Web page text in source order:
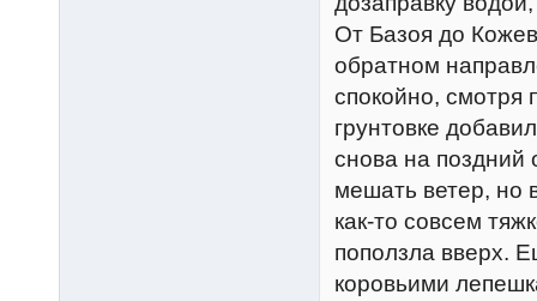
От Базоя до
обратном
спокойно, смотря
грунтовке
снова на поздний
мешать ветер, но
как-то совсем
поползла вверх.
коровьими